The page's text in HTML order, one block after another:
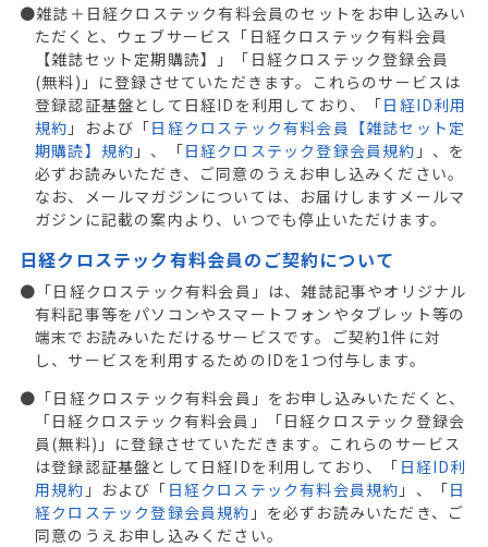
●雑誌＋日経クロステック有料会員のセットをお申し込みい
ただくと、ウェブサービス「日経クロステック有料会員
【雑誌セット定期購読】」「日経クロステック登録会員
(無料)」に登録させていただきます。これらのサービスは
登録認証基盤として日経IDを利用しており、「日経ID利用
規約 」および「日経クロステック有料会員【雑誌セット定
期購読】規約 」、「日経クロステック登録会員規約 」、を
必ずお読みいただき、ご同意のうえお申し込みください。
なお、メールマガジンについては、お届けしますメールマ
ガジンに記載の案内より、いつでも停止いただけます。
日経クロステック有料会員のご契約について
●「日経クロステック有料会員」は、雑誌記事やオリジナル
有料記事等をパソコンやスマートフォンやタブレット等の
端末でお読みいただけるサービスです。ご契約1件に対
し、サービスを利用するためのIDを1つ付与します。
●「日経クロステック有料会員」をお申し込みいただくと、
「日経クロステック有料会員」「日経クロステック登録会
員(無料)」に登録させていただきます。これらのサービス
は登録認証基盤として日経IDを利用しており、「 日経ID利
用規約 」および「 日経クロステック有料会員規約 」、「日
経クロステック登録会員規約 」を必ずお読みいただき、ご
同意のうえお申し込みください。